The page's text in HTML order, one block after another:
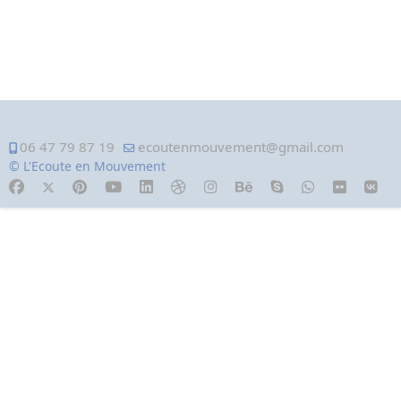
06 47 79 87 19 ecoutenmouvement@gmail.com
© L'Ecoute en Mouvement